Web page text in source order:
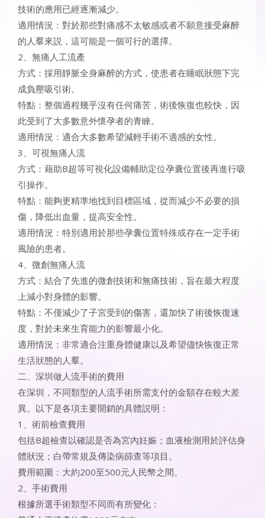
技術的應用已經逐漸減少。
適用情況：對於那些對痛感不太敏感或者不願意接受麻醉
的人羣來説，這可能是一個可行的選擇。
2、無痛人工流產
方式：採用靜脈全身麻醉的方式，使患者在睡眠狀態下完
成負壓吸引術。
特點：整個過程幾乎沒有任何痛苦，術後恢復也較快，因
此受到了大多數意外懷孕者的青睞。
適用情況：適合大多數希望減輕手術不適感的女性。
3、可視無痛人流
方式：藉助B超等可視化設備輔助定位孕囊位置後再進行吸
引操作。
特點：能夠更精準地找到目標區域，從而減少不必要的損
傷，降低出血量，提高安全性。
適用情況：特別適用於那些孕囊位置特殊或存在一定手術
風險的患者。
4、微創無痛人流
方式：結合了先進的微創技術和無痛技術，旨在最大程度
上減小對身體的影響。
特點：不僅減少了子宮受到的傷害，還加快了術後恢復速
度，對於未來生育能力的影響最小化。
適用情況：非常適合注重身體健康以及希望儘快恢復正常
生活狀態的人羣。
二、深圳做人流手術的費用
在深圳，不同類型的人流手術所需支付的金額存在較大差
異。以下是各項主要開銷的具體説明：
1、術前檢查費用
包括B超檢查以確認是否為宮內妊娠；血液檢測用於評估身
體狀況；白帶常規及傳染病篩查等項目。
費用範圍：大約200至500元人民幣之間。
2、手術費用
根據所選手術類型不同而有所變化：